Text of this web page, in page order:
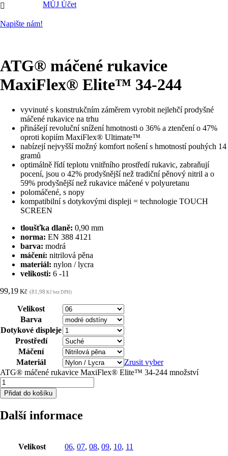

Napište nám!
MŮJ Účet
ATG® máčené rukavice
MaxiFlex® Elite™ 34-244
vyvinuté s konstrukčním záměrem vyrobit nejlehčí prodyšné
máčené rukavice na trhu
přinášejí revoluční snížení hmotnosti o 36% a ztenčení o 47%
oproti kopiím MaxiFlex® Ultimate™
nabízejí nejvyšší možný komfort nošení s hmotností pouhých 14
gramů
optimálně řídí teplotu vnitřního prostředí rukavic, zabraňují
pocení, jsou o 42% prodyšnější než tradiční pěnový nitril a o
59% prodyšnější než rukavice máčené v polyuretanu
polomáčené, s nopy
kompatibilní s dotykovými displeji = technologie TOUCH
SCREEN
tloušťka dlaně: 0,90 mm
norma: EN 388 4121
barva: modrá
máčení: nitrilová pěna
materiál: nylon / lycra
velikosti: 6 -11
99,19 Kč (81,98 Kč bez DPH)
Velikost
Barva
Dotykové displeje
Prostředí
Máčení
Materiál
Zrusit vyber
ATG® máčené rukavice MaxiFlex® Elite™ 34-244 množství
Přidat do košíku
Další informace
Velikost 06, 07, 08, 09, 10, 11